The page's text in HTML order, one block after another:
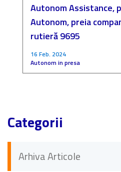
Autonom Assistance,
Autonom, preia
rutieră 9695
16 Feb. 2024
Autonom in presa
Categorii
Arhiva Articole